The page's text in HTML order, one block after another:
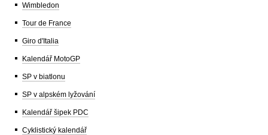
Wimbledon
Tour de France
Giro d'Italia
Kalendář MotoGP
SP v biatlonu
SP v alpském lyžování
Kalendář šipek PDC
Cyklistický kalendář